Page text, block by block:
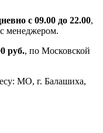
с 09.00 до 22.00,
менеджером.
руб., по Московской
МО, г. Балашиха,